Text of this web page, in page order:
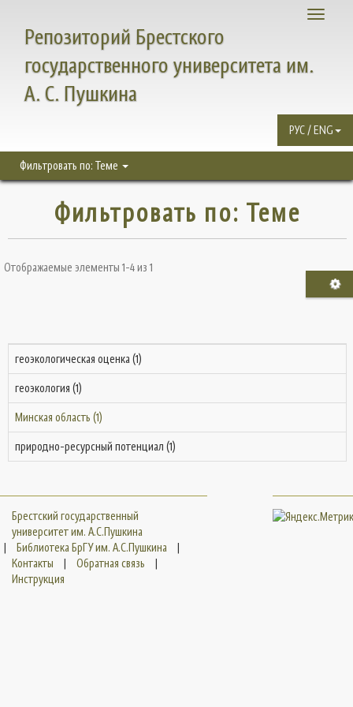
Toggle
Репозиторий Брестского
государственного университета им.
А. С. Пушкина
РУС / ENG
Фильтровать по: Теме
Фильтровать по: Теме
Отображаемые элементы 1-4 из 1
геоэкологическая оценка (1)
геоэкология (1)
Минская область (1)
природно-ресурсный потенциал (1)
Брестский государственный
университет им. А.С.Пушкина
|
Библиотека БрГУ им. А.С.Пушкина
|
Контакты
| Обратная связь
|
Инструкция